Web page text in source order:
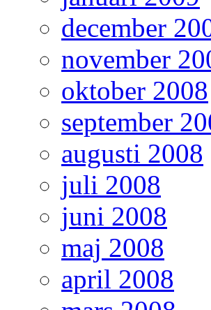
december
november
oktober 2008
september
augusti 2008
juli 2008
juni 2008
maj 2008
april 2008